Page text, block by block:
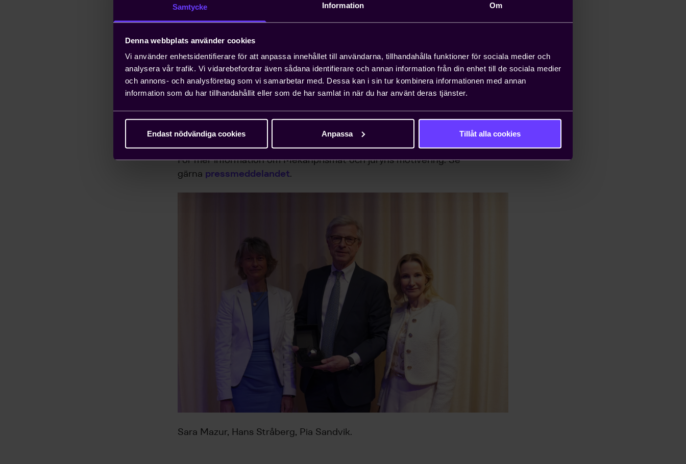
Samtycke Information Om
Denna webbplats använder cookies
Vi använder enhetsidentifierare för att anpassa innehållet till användarna, tillhandahålla funktioner för sociala medier och
analysera vår trafik. Vi vidarebefordrar även sådana identifierare och annan information från din enhet till de sociala medier
och annons- och analysföretag som vi samarbetar med. Dessa kan i sin tur kombinera informationen med annan
information som du har tillhandahållit eller som de har samlat in när du har använt deras tjänster.
Endast nödvändiga cookies Anpassa Tillåt alla cookies
Nr 7 Clas Åke Hedström, 2006
Nr 8 Sune Carlsson, 2016
Nr 9 Lennart Nilsson, 2009
Nr 10 Björn Svedberg, 1994
För mer information om Mekanprismat och juryns motivering. Se
gärna pressmeddelandet.
Sara Mazur, Hans Stråberg, Pia Sandvik.